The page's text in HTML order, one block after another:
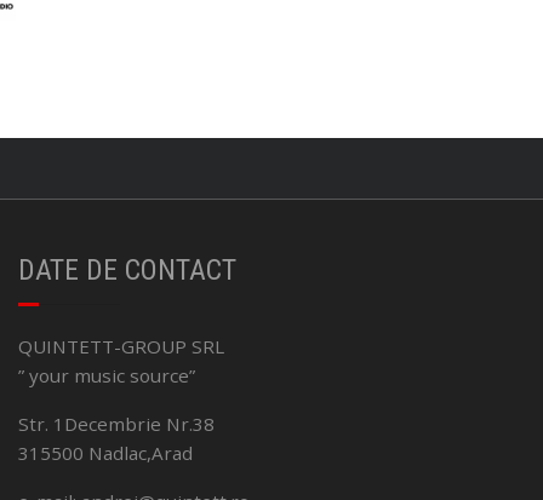
DATE DE CONTACT
QUINTETT-GROUP SRL
” your music source”
Str. 1Decembrie Nr.38
315500 Nadlac,Arad